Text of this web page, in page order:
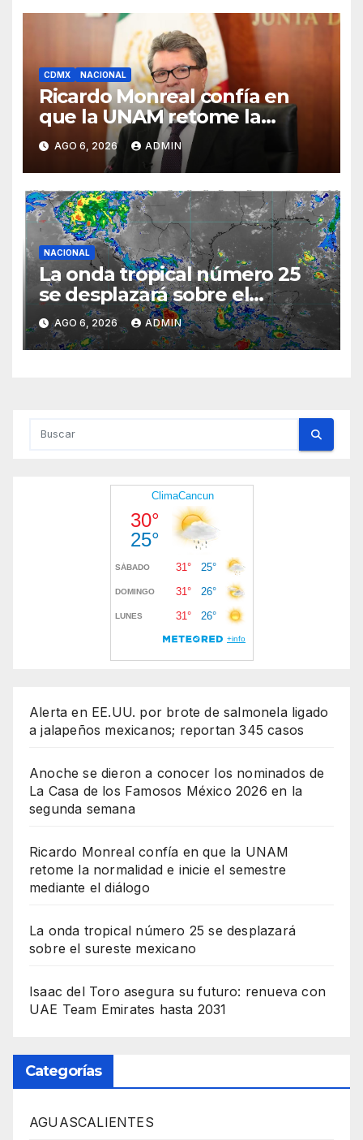
CDMX NACIONAL
Ricardo Monreal confía en
que la UNAM retome la
normalidad e inicie el
semestre mediante el diálogo
AGO 6, 2026 ADMIN
NACIONAL
La onda tropical número 25
se desplazará sobre el
sureste mexicano
AGO 6, 2026 ADMIN
Alerta en EE.UU. por brote de salmonela ligado
a jalapeños mexicanos; reportan 345 casos
Anoche se dieron a conocer los nominados de
La Casa de los Famosos México 2026 en la
segunda semana
Ricardo Monreal confía en que la UNAM
retome la normalidad e inicie el semestre
mediante el diálogo
La onda tropical número 25 se desplazará
sobre el sureste mexicano
Isaac del Toro asegura su futuro: renueva con
UAE Team Emirates hasta 2031
Categorías
AGUASCALIENTES